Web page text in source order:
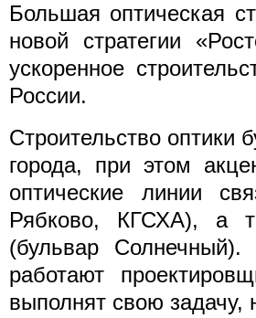
Большая оптическая
новой стратегии
ускоренное
России.
Строительство оптики
города, при этом
оптические линии
Рябково, КГСХА), а
(бульвар
работают
выполнят свою задачу,